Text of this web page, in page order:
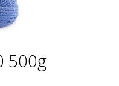
500g